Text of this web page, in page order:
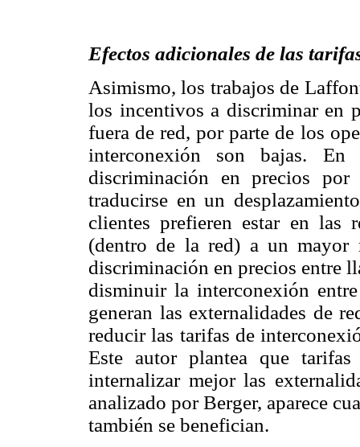
Efectos adicionales de las
Asimismo, los trabajos de
los incentivos a discriminar en
fuera de red, por parte de los
interconexión son bajas.
discriminación en precios por
traducirse en un
clientes prefieren estar en las
(dentro de la red) a un mayor
discriminación en precios entre
disminuir la interconexión
generan las externalidades de
reducir las tarifas de
Este autor plantea que
internalizar mejor las
analizado por Berger, aparece
también se benefician.